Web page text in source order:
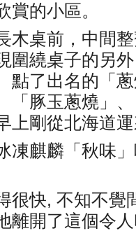
賞的小區。
木桌前，中間
圍繞桌子的另
點了出名的「
「豚玉蔥燒」
上剛從北海道
凍麒麟「秋味
很快, 不知不覺
離開了這個令